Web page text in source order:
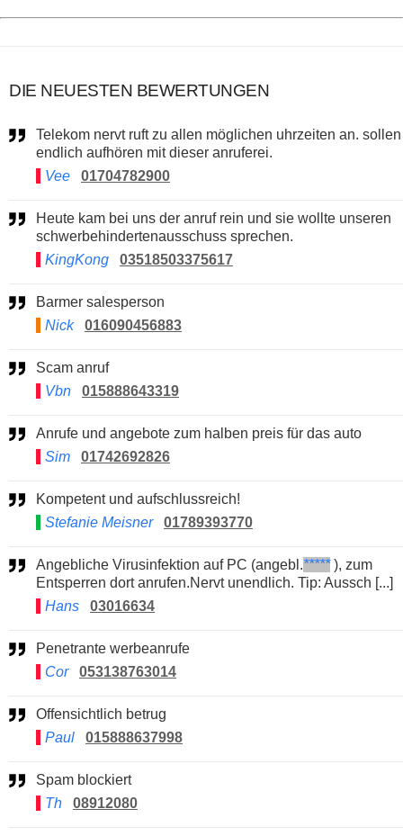
DIE NEUESTEN BEWERTUNGEN
Telekom nervt ruft zu allen möglichen uhrzeiten an. sollen
endlich aufhören mit dieser anruferei.
Vee
01704782900
Heute kam bei uns der anruf rein und sie wollte unseren
schwerbehindertenausschuss sprechen.
KingKong
03518503375617
Barmer salesperson
Nick
016090456883
Scam anruf
Vbn
015888643319
Anrufe und angebote zum halben preis für das auto
Sim
01742692826
Kompetent und aufschlussreich!
Stefanie Meisner
01789393770
Angebliche Virusinfektion auf PC (angebl.*****), zum
Entsperren dort anrufen.Nervt unendlich. Tip: Aussch [...]
Hans
03016634
Penetrante werbeanrufe
Cor
053138763014
Offensichtlich betrug
Paul
015888637998
Spam blockiert
Th
08912080